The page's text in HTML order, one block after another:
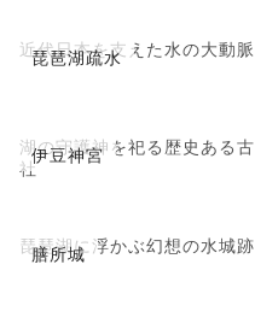
琵琶湖疏水
近代日本を支えた水の大動脈
伊豆神宮
湖の守護神を祀る歴史ある古
社
膳所城
琵琶湖に浮かぶ幻想の水城跡